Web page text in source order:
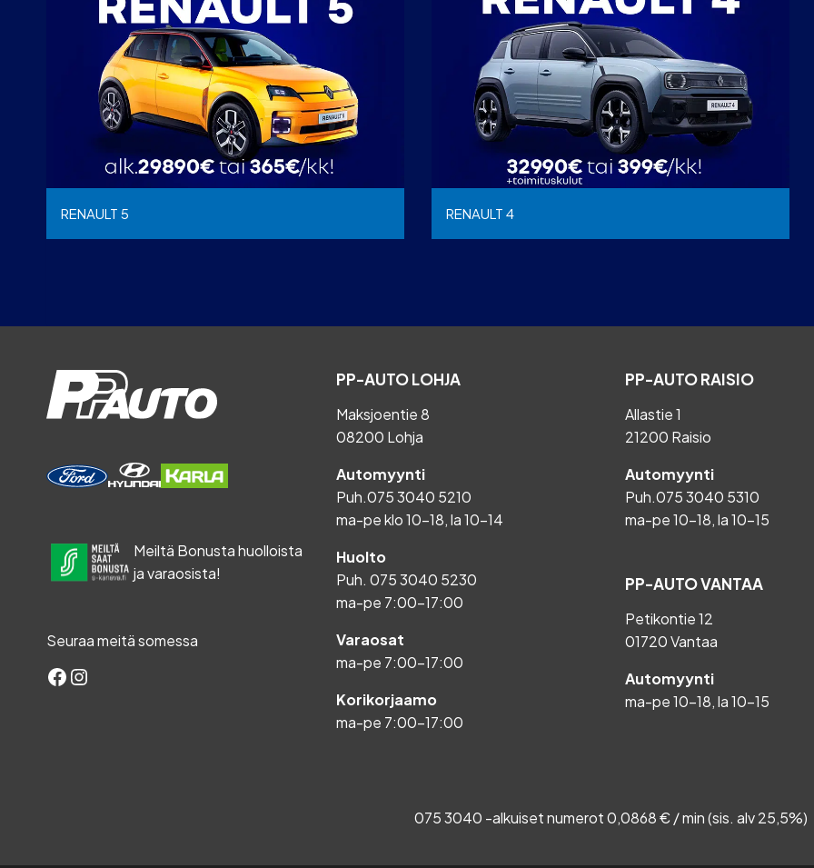
RENAULT 5 RENAULT 4
Meiltä Bonusta huolloista
ja varaosista!
Seuraa meitä somessa
Facebook
Instagram
PP-AUTO LOHJA
Maksjoentie 8
08200 Lohja
Automyynti
Puh.075 3040 5210
ma-pe klo 10-18, la 10-14
Huolto
Puh. 075 3040 5230
ma-pe 7:00-17:00
Varaosat
ma-pe 7:00-17:00
Korikorjaamo
ma-pe 7:00-17:00
PP-AUTO RAISIO
Allastie 1
21200 Raisio
Automyynti
Puh.075 3040 5310
ma-pe 10-18, la 10-15
PP-AUTO VANTAA
Petikontie 12
01720 Vantaa
Automyynti
ma-pe 10-18, la 10-15
075 3040 -alkuiset numerot 0,0868 € / min (sis. alv 25,5%)